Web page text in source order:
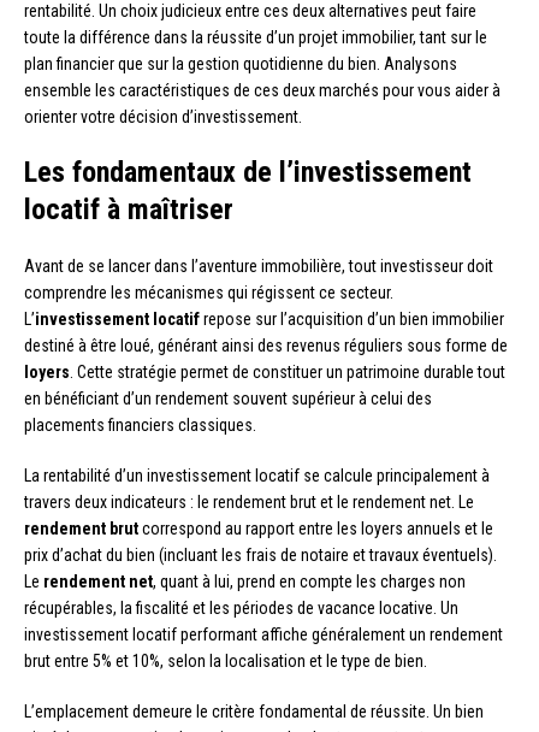
rentabilité. Un choix judicieux entre ces deux alternatives peut faire
toute la différence dans la réussite d’un projet immobilier, tant sur le
plan financier que sur la gestion quotidienne du bien. Analysons
ensemble les caractéristiques de ces deux marchés pour vous aider à
orienter votre décision d’investissement.
Les fondamentaux de l’investissement
locatif à maîtriser
Avant de se lancer dans l’aventure immobilière, tout investisseur doit
comprendre les mécanismes qui régissent ce secteur.
L’investissement locatifrepose sur l’acquisition d’un bien immobilier
destiné à être loué, générant ainsi des revenus réguliers sous forme de
loyers . Cette stratégie permet de constituer un patrimoine durable tout
en bénéficiant d’un rendement souvent supérieur à celui des
placements financiers classiques.
La rentabilité d’un investissement locatif se calcule principalement à
travers deux indicateurs : le rendement brut et le rendement net. Le
rendement brutcorrespond au rapport entre les loyers annuels et le
prix d’achat du bien (incluant les frais de notaire et travaux éventuels).
Le rendement net, quant à lui, prend en compte les charges non
récupérables, la fiscalité et les périodes de vacance locative. Un
investissement locatif performant affiche généralement un rendement
brut entre 5% et 10%, selon la localisation et le type de bien.
L’emplacement demeure le critère fondamental de réussite. Un bien